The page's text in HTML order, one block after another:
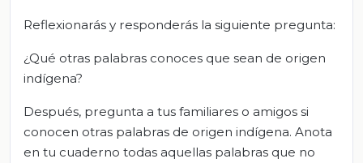
Reflexionarás y responderás la siguiente pregunta:
¿Qué otras palabras conoces que sean de origen
indígena?
Después, pregunta a tus familiares o amigos si
conocen otras palabras de origen indígena. Anota
en tu cuaderno todas aquellas palabras que no